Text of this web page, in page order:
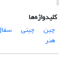
کلیدواژه‌ها
چین
چینی
هنر